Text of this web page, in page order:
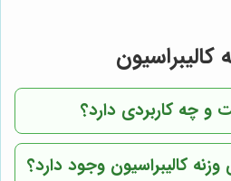
و چه کاربردی دارد؟
کالیبراسیون وجود دارد؟